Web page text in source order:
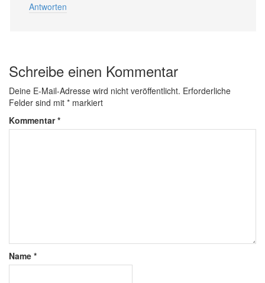
Antworten
Schreibe einen Kommentar
Deine E-Mail-Adresse wird nicht veröffentlicht. Erforderliche
Felder sind mit * markiert
Kommentar*
Name *